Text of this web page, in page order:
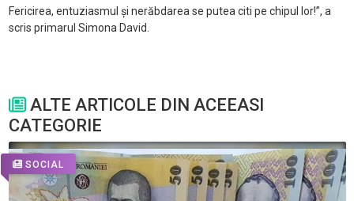
Fericirea, entuziasmul și nerăbdarea se putea citi pe chipul lor!”, a
scris primarul Simona David.
ALTE ARTICOLE DIN ACEEASI
CATEGORIE
SOCIAL